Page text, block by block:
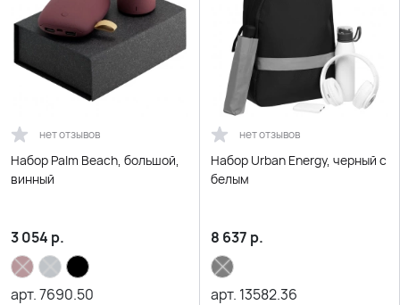
нет отзывов
Набор Palm Beach, большой,
винный
3 054 р.
арт.7690.50
нет отзывов
Набор Urban Energy, черный с
белым
8 637 р.
арт. 13582.36